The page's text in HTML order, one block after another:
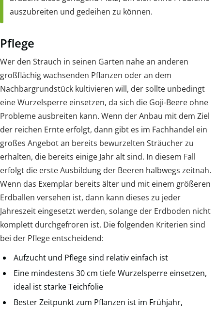
auszubreiten und gedeihen zu können.
Pflege
Wer den Strauch in seinen Garten nahe an anderen
großflächig wachsenden Pflanzen oder an dem
Nachbargrundstück kultivieren will, der sollte unbedingt
eine Wurzelsperre einsetzen, da sich die Goji-Beere ohne
Probleme ausbreiten kann. Wenn der Anbau mit dem Ziel
der reichen Ernte erfolgt, dann gibt es im Fachhandel ein
großes Angebot an bereits bewurzelten Sträucher zu
erhalten, die bereits einige Jahr alt sind. In diesem Fall
erfolgt die erste Ausbildung der Beeren halbwegs zeitnah.
Wenn das Exemplar bereits älter und mit einem größeren
Erdballen versehen ist, dann kann dieses zu jeder
Jahreszeit eingesetzt werden, solange der Erdboden nicht
komplett durchgefroren ist. Die folgenden Kriterien sind
bei der Pflege entscheidend:
Aufzucht und Pflege sind relativ einfach ist
Eine mindestens 30 cm tiefe Wurzelsperre einsetzen,
ideal ist starke Teichfolie
Bester Zeitpunkt zum Pflanzen ist im Frühjahr,